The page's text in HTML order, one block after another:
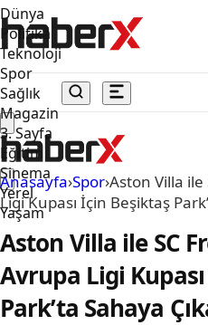
Dünya
Politika
Teknoloji
Spor
Sağlık
Magazin
3. Sayfa
Eğitim
Sinema
Yerel
Yaşam
Anasayfa›Spor›Aston Villa ile
Ligi Kupası İçin Beşiktaş
Aston Villa ile SC
Avrupa Ligi
Park’ta Sahaya